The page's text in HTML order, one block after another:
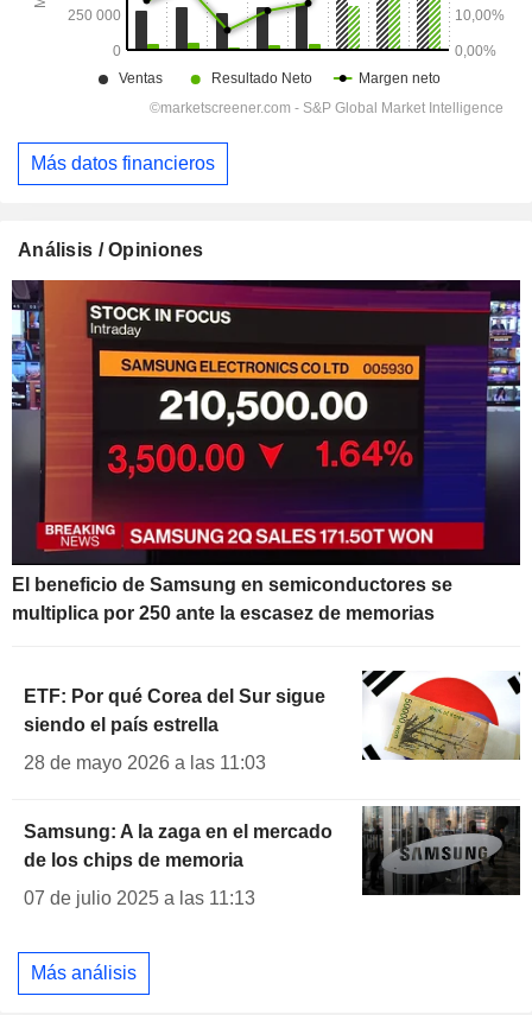
Más datos financieros
Análisis / Opiniones
El beneficio de Samsung en semiconductores se
multiplica por 250 ante la escasez de memorias
ETF: Por qué Corea del Sur sigue
siendo el país estrella
28 de mayo 2026 a las 11:03
Samsung: A la zaga en el mercado
de los chips de memoria
07 de julio 2025 a las 11:13
Más análisis